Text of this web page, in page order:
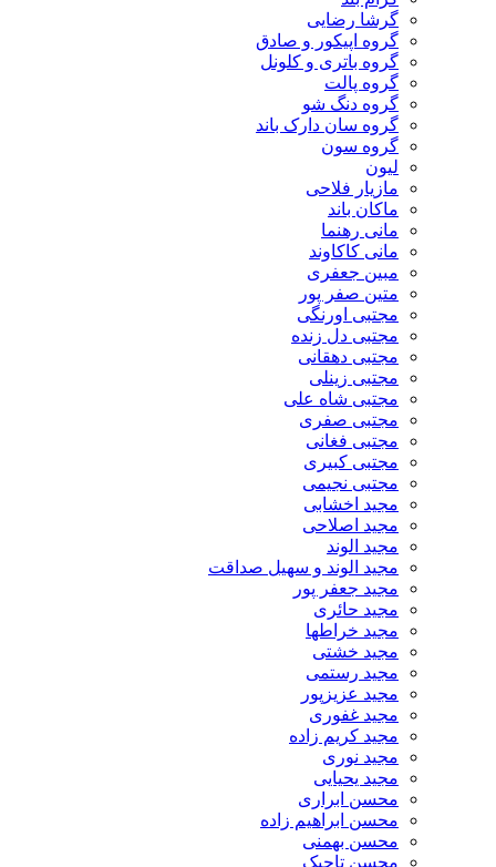
گرشا رضایی
گروه اپیکور و صادق
گروه باتری و کلونل
گروه پالت
گروه دنگ شو
گروه سان دارک باند
گروه سون
لیون
مازیار فلاحی
ماکان باند
مانی رهنما
مانی کاکاوند
مبین جعفری
متین صفر پور
مجتبی اورنگی
مجتبی دل زنده
مجتبی دهقانی
مجتبی زینلی
مجتبی شاه علی
مجتبی صفری
مجتبی فغانی
مجتبی کبیری
مجتبی نجیمی
مجید اخشابی
مجید اصلاحی
مجید الوند‎
مجید الوند و سهیل صداقت
مجید جعفر پور
مجید حائری
مجید خراطها
مجید خشتی
مجید رستمی
مجید عزیزپور
مجید غفوری
مجید کریم زاده
مجید نوری
مجید یحیایی
محسن ابراری
محسن ابراهیم زاده
محسن بهمنی
محسن تاجیک